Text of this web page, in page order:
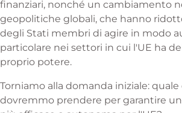
finanziari, nonché un cambiamento
geopolitiche globali, che hanno
degli Stati membri di agire in modo
particolare nei settori in cui l'UE ha
proprio potere.
Torniamo alla domanda iniziale:
dovremmo prendere per garantire